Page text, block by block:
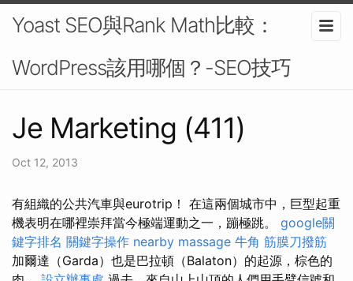
Yoast SEO與Rank Math比較：
WordPress該用哪個？-SEO技巧
Je Marketing (411)
Oct 12, 2013
有組織的公共汽車與eurotrip！ 在這兩個城市中，巨型起重
機表明在哪裡崇拜當今極端運動之一，蹦極跳。 google關
鍵字排名 關鍵字操作 nearby massage 牛角 筋膜刀撥筋
加爾達（Garda）也是巴拉頓（Balaton）的起源，棕色的